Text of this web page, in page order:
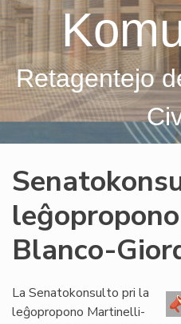
Retagentejo
Blanco-
La Senatokonsulto pri la
leĝopropono Martinelli-